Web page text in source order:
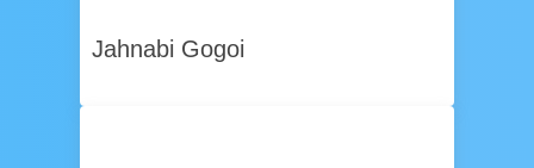
Jahnabi Gogoi